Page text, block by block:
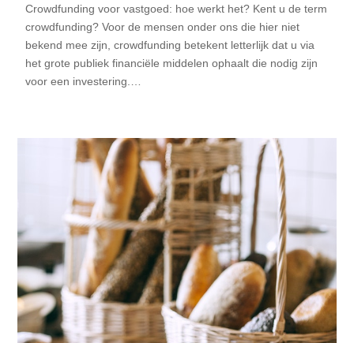
Crowdfunding voor vastgoed: hoe werkt het? Kent u de term
crowdfunding? Voor de mensen onder ons die hier niet
bekend mee zijn, crowdfunding betekent letterlijk dat u via
het grote publiek financiële middelen ophaalt die nodig zijn
voor een investering.…